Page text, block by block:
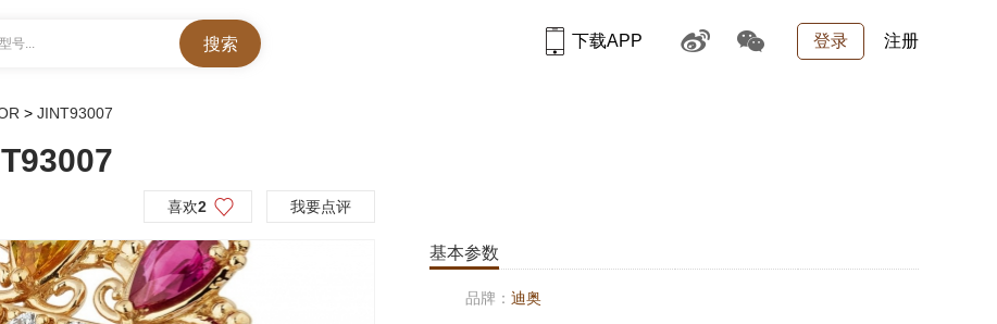
号... 登录 注册
下载APP
> JINT93007
喜欢2 我要点评
基本参数
品牌： 迪奥